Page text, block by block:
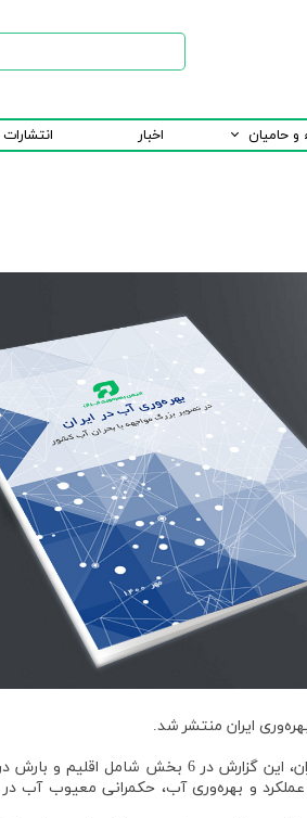
و حامیان اخبار انتشارات
ایران منتشر شد.
به گزارش روابط عمومی انجمن بهره‌وری ایران،
عملکرد و بهره‌وری آب، حکمرانی معیوب